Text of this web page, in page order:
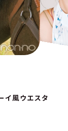
イ風ウエスタ